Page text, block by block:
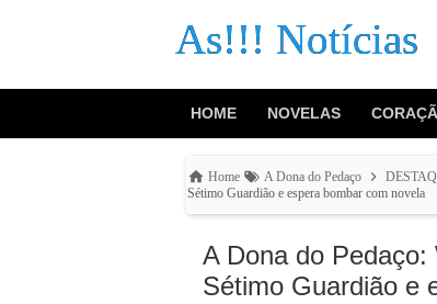
As!!! Notícias
HOME NOVELAS
Home A Dona do Pedaço
Sétimo Guardião e espera bombar com novela
A Dona do
Sétimo Guardião e